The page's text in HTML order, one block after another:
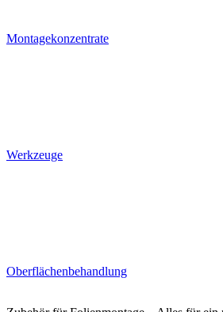
Montagekonzentrate
Werkzeuge
Oberflächenbehandlung